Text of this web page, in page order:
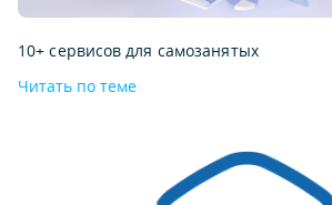
10+ сервисов для самозанятых
Читать по теме